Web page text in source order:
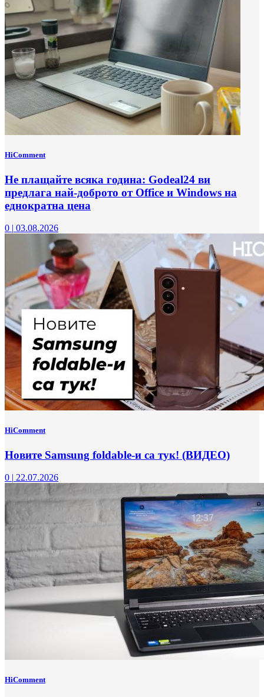
HiComment
Не плащайте всяка година: Godeal24 ви
предлага най-доброто от Office и Windows на
еднократна цена
0 | 03.08.2026
HiComment
Новите Samsung foldable-и са тук! (ВИДЕО)
0 | 22.07.2026
HiComment